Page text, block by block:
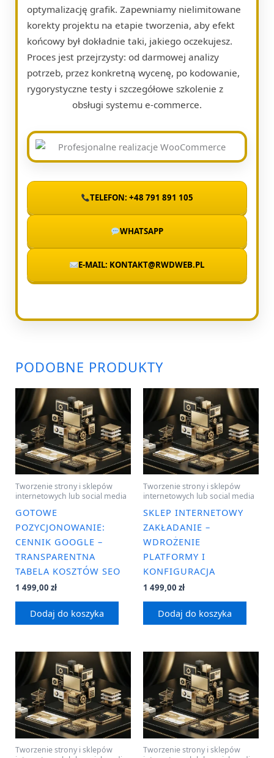
optymalizację grafik. Zapewniamy nielimitowane
korekty projektu na etapie tworzenia, aby efekt
końcowy był dokładnie taki, jakiego oczekujesz.
Proces jest przejrzysty: od darmowej analizy
potrzeb, przez konkretną wycenę, po kodowanie,
rygorystyczne testy i szczegółowe szkolenie z
obsługi systemu e-commerce.
TELEFON: +48 791 891 105
WHATSAPP
E-MAIL: KONTAKT@RWDWEB.PL
PODOBNE PRODUKTY
Tworzenie strony i sklepów
internetowych lub social media
GOTOWE
POZYCJONOWANIE:
CENNIK GOOGLE –
TRANSPARENTNA
TABELA KOSZTÓW SEO
1 499,00 zł
Dodaj do koszyka
Tworzenie strony i sklepów
internetowych lub social media
SKLEP INTERNETOWY
ZAKŁADANIE –
WDROŻENIE
PLATFORMY I
KONFIGURACJA
1 499,00 zł
Dodaj do koszyka
Tworzenie strony i sklepów
Tworzenie strony i sklepów